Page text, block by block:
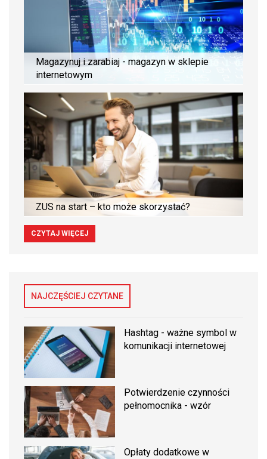
Magazynuj i zarabiaj - magazyn w sklepie
internetowym
ZUS na start – kto może skorzystać?
CZYTAJ WIĘCEJ
NAJCZĘŚCIEJ CZYTANE
Hashtag - ważne symbol w
komunikacji internetowej
Potwierdzenie czynności
pełnomocnika - wzór
Opłaty dodatkowe w